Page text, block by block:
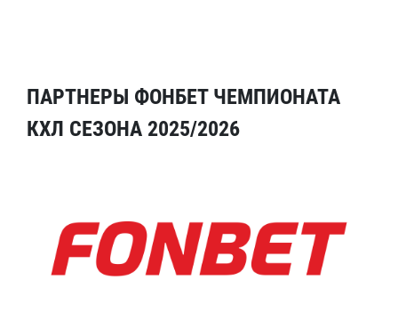
ПАРТНЕРЫ ФОНБЕТ ЧЕМПИОНАТА
КХЛ СЕЗОНА 2025/2026